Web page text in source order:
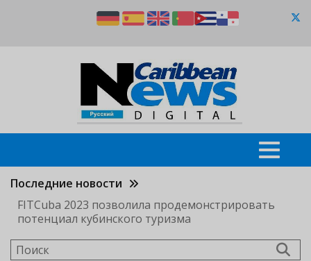
Последние новости
FITCuba 2023 позволила продемонстрировать
потенциал кубинского туризма
Поиск